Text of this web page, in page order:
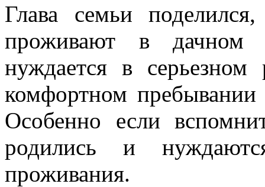
Глава семьи
проживают в
нуждается в
комфортном
Особенно если
родились и
проживания.